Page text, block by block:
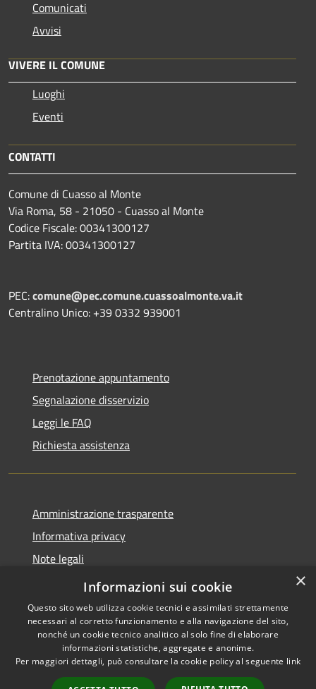
Comunicati
Avvisi
VIVERE IL COMUNE
Luoghi
Eventi
CONTATTI
Comune di Cuasso al Monte
Via Roma, 58 - 21050 - Cuasso al Monte
Codice Fiscale: 00341300127
Partita IVA: 00341300127
PEC:comune@pec.comune.cuassoalmonte.va.it
Centralino Unico: +39 0332 939001
Prenotazione appuntamento
Segnalazione disservizio
Leggi le FAQ
Richiesta assistenza
Amministrazione trasparente
Informativa privacy
Note legali
Dichiarazione di accessibilità
Accessibilità
Copyright © 2026 • Comune di
Cuasso al Monte • Powered by
×
Informazioni sui cookie
Questo sito web utilizza cookie tecnici e assimilati strettamente
necessari al corretto funzionamento e alla navigazione del sito,
nonché un cookie tecnico analitico al solo fine di elaborare
informazioni statistiche, aggregate e anonime.
Per maggiori dettagli, può consultare la cookie policy al seguente link